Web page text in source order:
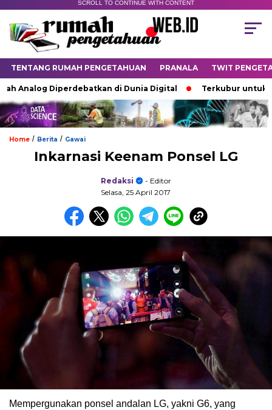
SCROLL TO CONTINUE WITH CONTENT
TENTANG RUMAH PENGETAHUAN PRANALA TWIT
Diperdebatkan di Dunia Digital Terkubur untuk Hidup
Home / Berita / Gawai
Inkarnasi Keenam Ponsel LG
Redaksi
- Editor
Selasa, 25 April 2017
Mempergunakan ponsel andalan LG, yakni G6, yang